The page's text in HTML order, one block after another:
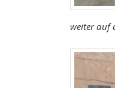
weiter auf